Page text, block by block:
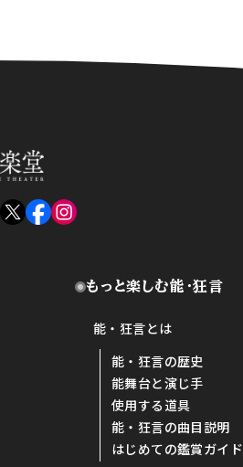
もっと楽しむ能・狂言
能・狂言とは
能・狂言の歴史
能舞台と演じ手
使用する道具
能・狂言の曲目説明
はじめての鑑賞ガイド